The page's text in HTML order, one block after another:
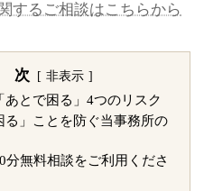
するご相談はこちらから
非表示
とで困る」4つのリスク
る」ことを防ぐ当事務所の
分無料相談をご利用くださ